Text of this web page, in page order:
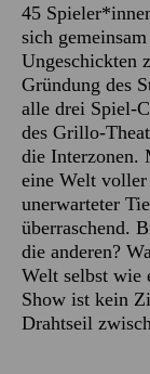
45
sich
Ungeschickten
Gründung des
alle drei Spiel-
des Grillo-
die Interzonen.
eine Welt voller
unerwarteter
überraschend.
die anderen?
Welt selbst wie
Show ist kein
Drahtseil